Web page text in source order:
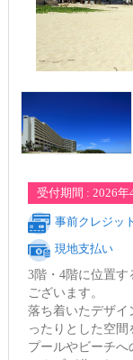
受付期間 : 2026年
事前クレジッ
現地支払い
3階・4階に位置
ございます。
落ち着いたデザイ
ったりとした空間
プールやビーチ